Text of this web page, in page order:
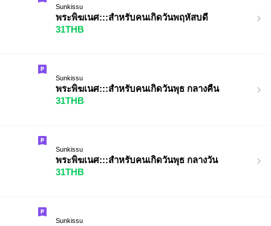
Sunkissu
พระพิฆเนศ:::สำหรับคนเกิดวันพฤหัสบดี
31THB
Sunkissu
พระพิฆเนศ:::สำหรับคนเกิดวันพุธ กลางคืน
31THB
Sunkissu
พระพิฆเนศ:::สำหรับคนเกิดวันพุธ กลางวัน
31THB
Sunkissu